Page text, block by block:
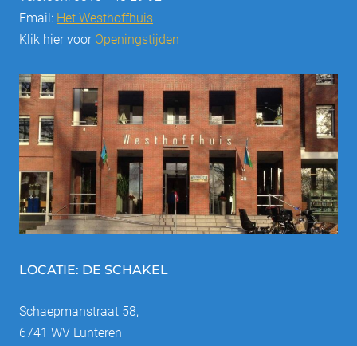
Email: Het Westhoffhuis
Klik hier voor Openingstijden
LOCATIE: DE SCHAKEL
Schaepmanstraat 58,
6741 WV Lunteren